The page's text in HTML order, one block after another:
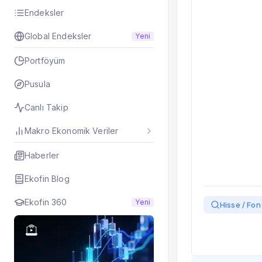
Endeksler
Global Endeksler Yeni
Portföyüm
Pusula
Canlı Takip
Makro Ekonomik Veriler
Haberler
Ekofin Blog
Ekofin 360 Yeni Hisse / Fon